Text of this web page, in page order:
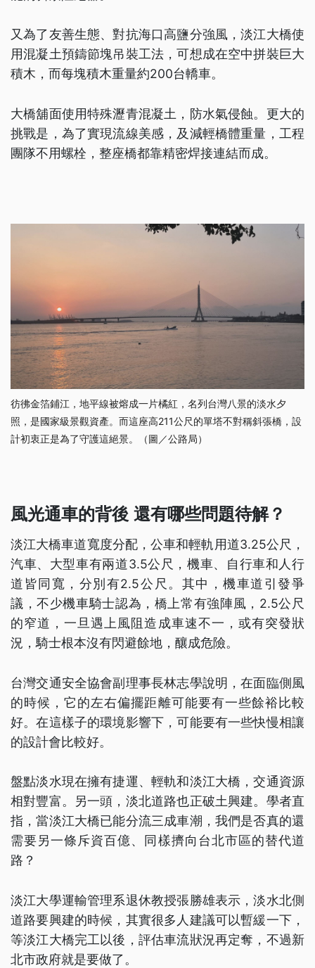
又為了友善生態、對抗海口高鹽分強風，淡江大橋使
用混凝土預鑄節塊吊裝工法，可想成在空中拼裝巨大
積木，而每塊積木重量約200台轎車。
大橋舖面使用特殊瀝青混凝土，防水氣侵蝕。更大的
挑戰是，為了實現流線美感，及減輕橋體重量，工程
團隊不用螺栓，整座橋都靠精密焊接連結而成。
彷彿金箔鋪江，地平線被熔成一片橘紅，名列台灣八景的淡水夕
照，是國家級景觀資產。而這座高211公尺的單塔不對稱斜張橋，設
計初衷正是為了守護這絕景。（圖／公路局）
風光通車的背後 還有哪些問題待解？
淡江大橋車道寬度分配，公車和輕軌用道3.25公尺，
汽車、大型車有兩道3.5公尺，機車、自行車和人行
道皆同寬，分別有2.5公尺。其中，機車道引發爭
議，不少機車騎士認為，橋上常有強陣風，2.5公尺
的窄道，一旦遇上風阻造成車速不一，或有突發狀
況，騎士根本沒有閃避餘地，釀成危險。
台灣交通安全協會副理事長林志學說明，在面臨側風
的時候，它的左右偏擺距離可能要有一些餘裕比較
好。在這樣子的環境影響下，可能要有一些快慢相讓
的設計會比較好。
盤點淡水現在擁有捷運、輕軌和淡江大橋，交通資源
相對豐富。另一頭，淡北道路也正破土興建。學者直
指，當淡江大橋已能分流三成車潮，我們是否真的還
需要另一條斥資百億、同樣擠向台北市區的替代道
路？
淡江大學運輸管理系退休教授張勝雄表示，淡水北側
道路要興建的時候，其實很多人建議可以暫緩一下，
等淡江大橋完工以後，評估車流狀況再定奪，不過新
北市政府就是要做了。